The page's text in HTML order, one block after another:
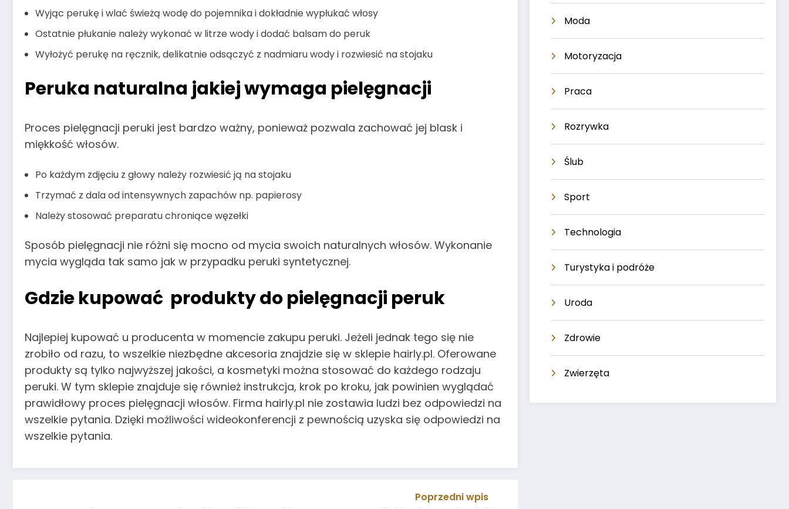
Wyjąc perukę i wlać świeżą wodę do pojemnika i dokładnie wypłukać włosy
Ostatnie płukanie należy wykonać w litrze wody i dodać balsam do peruk
Wyłożyć perukę na ręcznik, delikatnie odsączyć z nadmiaru wody i rozwiesić na stojaku
Peruka naturalna jakiej wymaga pielęgnacji
Proces pielęgnacji peruki jest bardzo ważny, ponieważ pozwala zachować jej blask i
miękkość włosów.
Po każdym zdjęciu z głowy należy rozwiesić ją na stojaku
Trzymać z dala od intensywnych zapachów np. papierosy
Należy stosować preparatu chroniące węzełki
Sposób pielęgnacji nie różni się mocno od mycia swoich naturalnych włosów. Wykonanie
mycia wygląda tak samo jak w przypadku peruki syntetycznej.
Gdzie kupować produkty do pielęgnacji peruk
Najlepiej kupować u producenta w momencie zakupu peruki. Jeżeli jednak tego się nie
zrobiło od razu, to wszelkie niezbędne akcesoria znajdzie się w sklepie hairly.pl. Oferowane
produkty są tylko najwyższej jakości, a kosmetyki można stosować do każdego rodzaju
peruki. W tym sklepie znajduje się również instrukcja, krok po kroku, jak powinien wyglądać
prawidłowy proces pielęgnacji włosów. Firma hairly.pl nie zostawia ludzi bez odpowiedzi na
wszelkie pytania. Dzięki możliwości wideokonferencji z pewnością uzyska się odpowiedzi na
wszelkie pytania.
Poprzedni wpis
Moda
Motoryzacja
Praca
Rozrywka
Ślub
Sport
Technologia
Turystyka i podróże
Uroda
Zdrowie
Zwierzęta